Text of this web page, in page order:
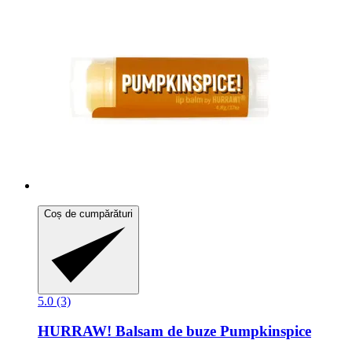
Coș de cumpărături
5.0 (3)
HURRAW! Balsam de buze Pumpkinspice